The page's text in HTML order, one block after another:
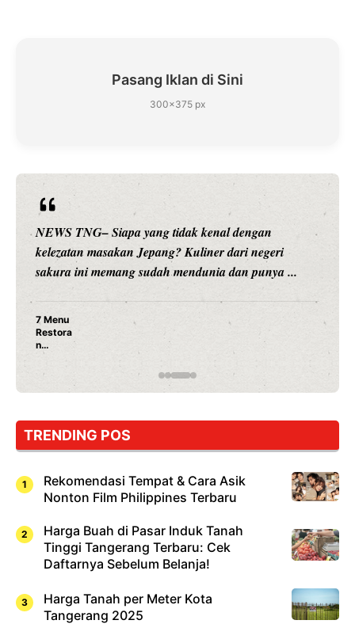
Pasang Iklan di Sini
300×375 px
NEWS TNG– Siapa sangka, dua nama besar di dunia
hiburan, Nunung Srimulat dan Vicky Prasetyo, kini
merambah dunia kuliner dengan ...
Nunung Srimulat & Vicky Prasetyo Buka Restoran
Rahasia Mami Bikin Nagih!
TRENDING POS
Rekomendasi Tempat & Cara Asik
Nonton Film Philippines Terbaru
Harga Buah di Pasar Induk Tanah
Tinggi Tangerang Terbaru: Cek
Daftarnya Sebelum Belanja!
Harga Tanah per Meter Kota
Tangerang 2025